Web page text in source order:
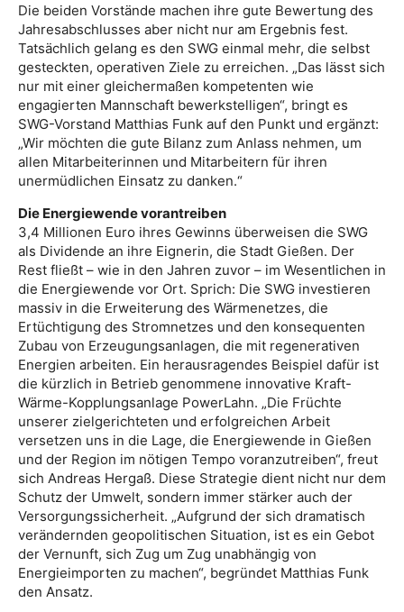
Die beiden Vorstände machen ihre gute Bewertung des
Jahresabschlusses aber nicht nur am Ergebnis fest.
Tatsächlich gelang es den SWG einmal mehr, die selbst
gesteckten, operativen Ziele zu erreichen. „Das lässt sich
nur mit einer gleichermaßen kompetenten wie
engagierten Mannschaft bewerkstelligen“, bringt es
SWG-Vorstand Matthias Funk auf den Punkt und ergänzt:
„Wir möchten die gute Bilanz zum Anlass nehmen, um
allen Mitarbeiterinnen und Mitarbeitern für ihren
unermüdlichen Einsatz zu danken.“
Die Energiewende vorantreiben
3,4 Millionen Euro ihres Gewinns überweisen die SWG
als Dividende an ihre Eignerin, die Stadt Gießen. Der
Rest fließt – wie in den Jahren zuvor – im Wesentlichen in
die Energiewende vor Ort. Sprich: Die SWG investieren
massiv in die Erweiterung des Wärmenetzes, die
Ertüchtigung des Stromnetzes und den konsequenten
Zubau von Erzeugungsanlagen, die mit regenerativen
Energien arbeiten. Ein herausragendes Beispiel dafür ist
die kürzlich in Betrieb genommene innovative Kraft-
Wärme-Kopplungsanlage PowerLahn. „Die Früchte
unserer zielgerichteten und erfolgreichen Arbeit
versetzen uns in die Lage, die Energiewende in Gießen
und der Region im nötigen Tempo voranzutreiben“, freut
sich Andreas Hergaß. Diese Strategie dient nicht nur dem
Schutz der Umwelt, sondern immer stärker auch der
Versorgungssicherheit. „Aufgrund der sich dramatisch
verändernden geopolitischen Situation, ist es ein Gebot
der Vernunft, sich Zug um Zug unabhängig von
Energieimporten zu machen“, begründet Matthias Funk
den Ansatz.